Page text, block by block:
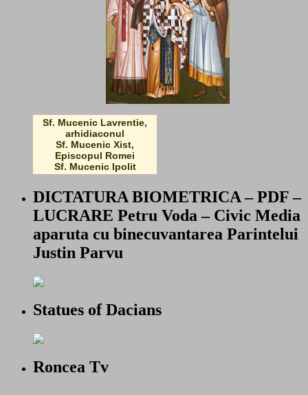
Sf. Mucenic Lavrentie,
arhidiaconul
Sf. Mucenic Xist,
Episcopul Romei
Sf. Mucenic Ipolit
DICTATURA BIOMETRICA – PDF –
LUCRARE Petru Voda – Civic Media
aparuta cu binecuvantarea Parintelui
Justin Parvu
Statues of Dacians
Roncea Tv